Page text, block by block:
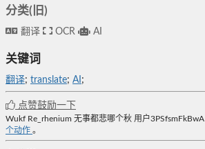
分类(旧)
翻译 OCR AI
关键词
翻译; translate; AI ;
点赞鼓励一下
Wukf Re_rhenium 无事都悲哪个秋 用户3PSfsmFkBwA
个动作 。